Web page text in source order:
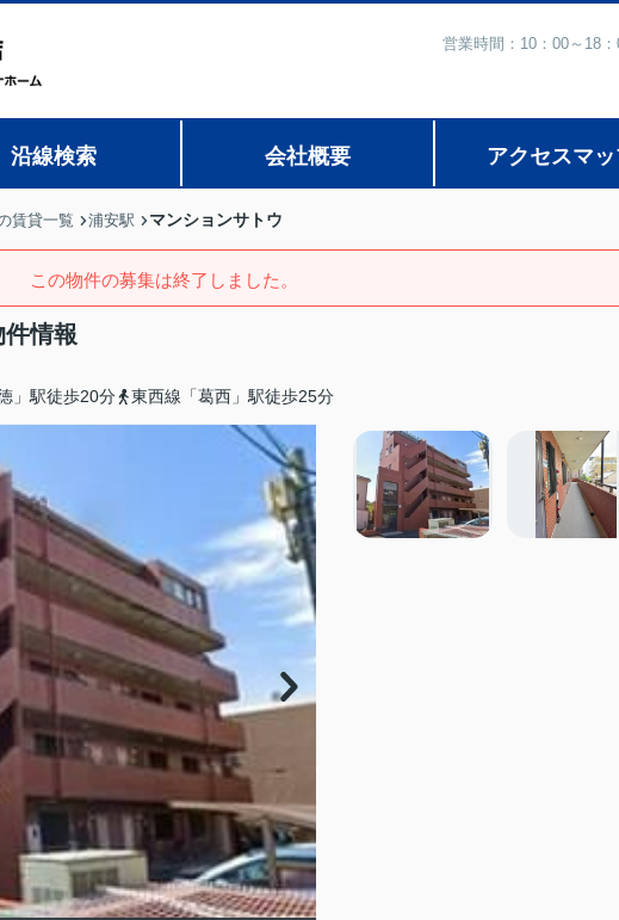
営業時間：10：00～18
沿線検索 会社概要 アクセスマ
賃貸一覧 浦安駅 マンションサトウ
この物件の募集は終了しました。
情報
」駅徒歩20分 東西線「葛西」駅徒歩25分